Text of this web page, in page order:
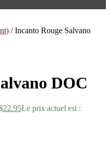
/ Incanto Rouge Salvano
DOC
22.95Le prix actuel est :